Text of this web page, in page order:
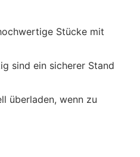
Stücke mit
sind ein sicherer Stand
überladen, wenn zu